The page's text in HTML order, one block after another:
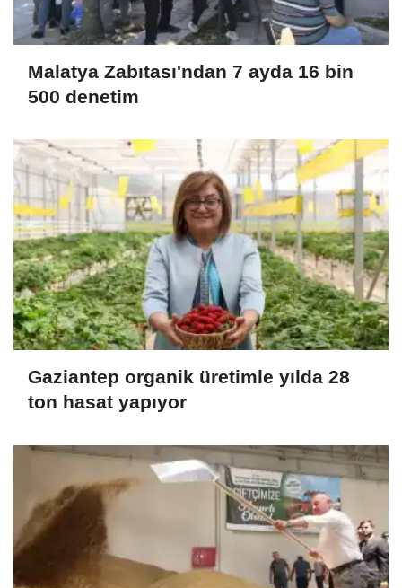
Malatya Zabıtası'ndan 7 ayda 16 bin
500 denetim
Gaziantep organik üretimle yılda 28
ton hasat yapıyor